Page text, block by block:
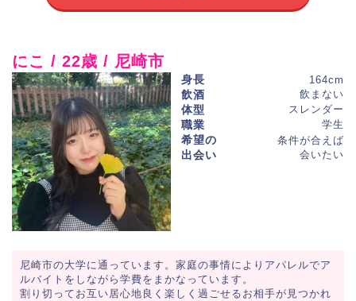
にこ / 22歳 / 尼崎市
身長 164cm
飲酒 飲まない
体型 スレンダー
職業 学生
希望の
出会い
条件が合えば
会いたい
尼崎市の大学に通っています。家庭の事情によりアパレルでア
ルバイトをしながら学費をまかなっています。
割り切ってお互い居心地良く楽しく過ごせるお相手が見つかれ